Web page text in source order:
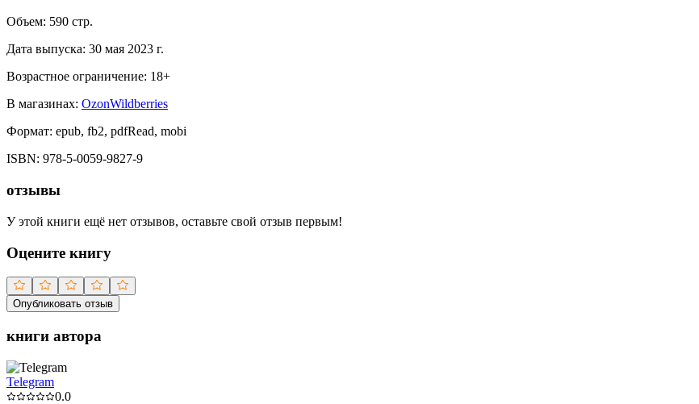
Объем: 590 стр.
Дата выпуска: 30 мая 2023 г.
Возрастное ограничение: 18+
В магазинах: OzonWildberries
Формат: epub, fb2, pdfRead, mobi
ISBN: 978-5-0059-9827-9
отзывы
У этой книги ещё нет отзывов, оставьте свой отзыв первым!
Оцените книгу
Опубликовать отзыв
книги автора
Telegram
0.0